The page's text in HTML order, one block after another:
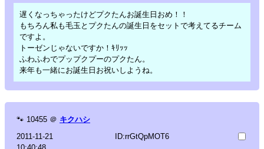
遅くなっちゃったけどプクたんお誕生日おめ！！
もちろん私も毛玉とプクたんの誕生日をセットで考えてるチーム
ですよ。
トーゼンじゃないですか！ｷﾘｯｯ
ふわふわでプップクプーのプクたん。
来年も一緒にお誕生日お祝いしようね。
🐾 10455 ＠ キクハシ
2011-11-21
ID:rrGtQpMOT6